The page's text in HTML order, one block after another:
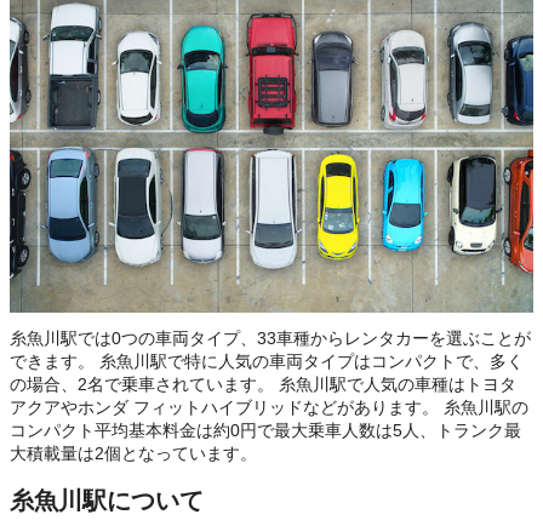
糸魚川駅では0つの車両タイプ、33車種からレンタカーを選ぶことが
できます。 糸魚川駅で特に人気の車両タイプはコンパクトで、多く
の場合、2名で乗車されています。 糸魚川駅で人気の車種はトヨタ
アクアやホンダ フィットハイブリッドなどがあります。 糸魚川駅の
コンパクト平均基本料金は約0円で最大乗車人数は5人、トランク最
大積載量は2個となっています。
糸魚川駅について